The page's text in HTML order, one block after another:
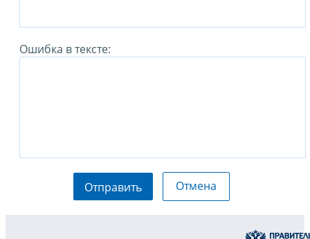
Ошибка в тексте:
Отправить Отмена